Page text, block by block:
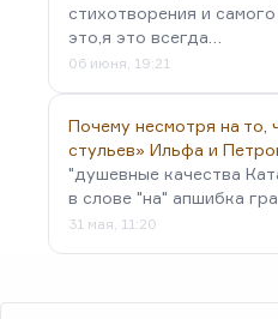
стихотворения и
это,я это всегда…
06 июня, 19:21
Почему несмотря на то,
стульев» Ильфа и
"душевные качества
в слове "на" апшибка
31 мая, 11:20